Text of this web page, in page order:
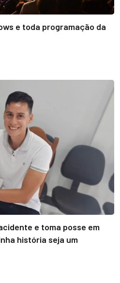
e toda programação da
e toma posse em
história seja um